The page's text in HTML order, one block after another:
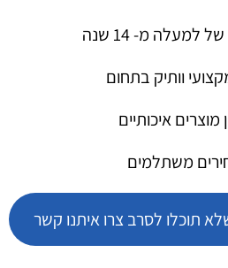
למעלה מ- 14 שנה
וותיק בתחום
מוצרים איכותיים
משתלמים
תוכלו לסרב צרו איתנו קשר